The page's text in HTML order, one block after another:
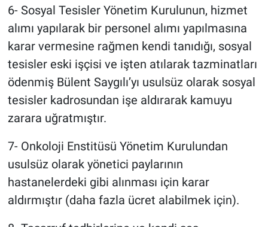
6- Sosyal Tesisler Yönetim Kurulunun, hizmet
alımı yapılarak bir personel alımı yapılmasına
karar vermesine rağmen kendi tanıdığı, sosyal
tesisler eski işçisi ve işten atılarak tazminatları
ödenmiş Bülent Saygılı’yı usulsüz olarak sosyal
tesisler kadrosundan işe aldırarak kamuyu
zarara uğratmıştır.
7- Onkoloji Enstitüsü Yönetim Kurulundan
usulsüz olarak yönetici paylarının
hastanelerdeki gibi alınması için karar
aldırmıştır (daha fazla ücret alabilmek için).